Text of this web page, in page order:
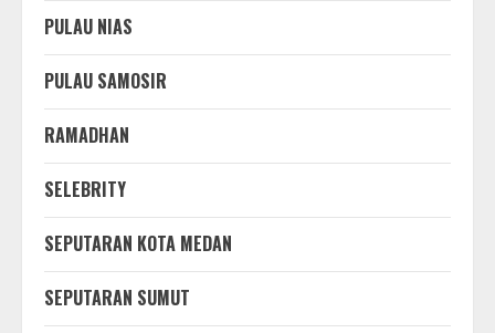
PULAU NIAS
PULAU SAMOSIR
RAMADHAN
SELEBRITY
SEPUTARAN KOTA MEDAN
SEPUTARAN SUMUT